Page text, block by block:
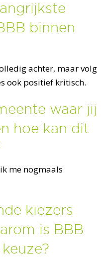
binnen
achter, maar volg
ook positief kritisch.
waar jij
hoe kan dit
me nogmaals
kiezers
is BBB